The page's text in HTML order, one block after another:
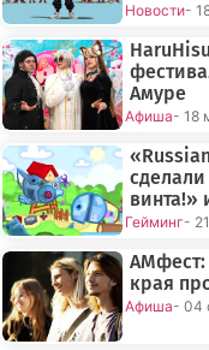
Новости-
Амуре
Афиша- 18
винта!»
Гейминг-
АМфест:
края
Афиша- 04